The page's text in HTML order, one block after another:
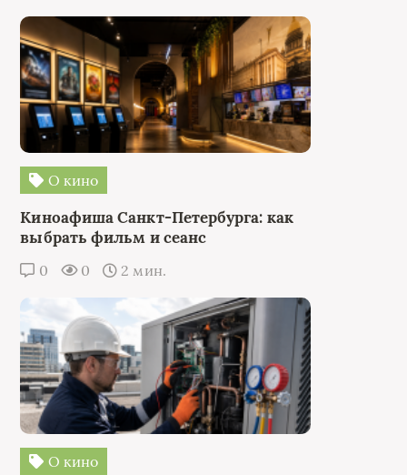
О кино
Киноафиша Санкт-Петербурга: как
выбрать фильм и сеанс
0 0 2 мин.
О кино